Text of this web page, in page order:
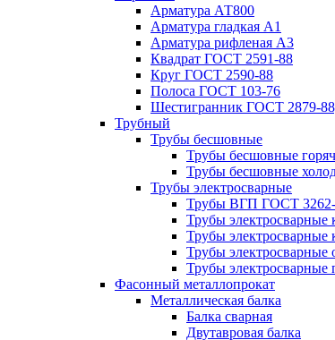
Арматура АТ800
Арматура гладкая А1
Арматура рифленая А3
Квадрат ГОСТ 2591-88
Круг ГОСТ 2590-88
Полоса ГОСТ 103-76
Шестигранник ГОСТ 2879-
Трубный
Трубы бесшовные
Трубы бесшовные
Трубы бесшовные
Трубы электросварные
Трубы ВГП ГОСТ
Трубы
Трубы
Трубы
Трубы
Фасонный металлопрокат
Металлическая балка
Балка сварная
Двутавровая балка